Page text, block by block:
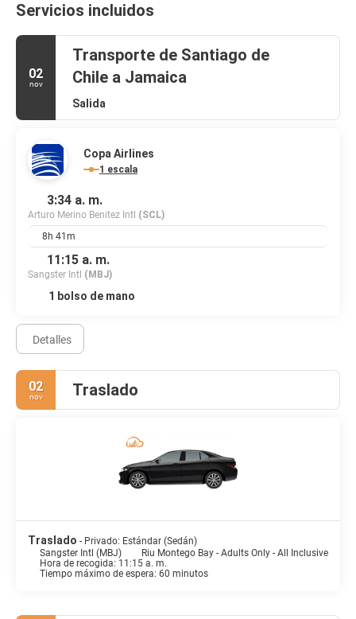
Servicios incluidos
02
nov
Transporte de Santiago de
Chile a Jamaica
Salida
Copa Airlines
1 escala
3:34 a. m.
Arturo Merino Benitez Intl (SCL)
8h 41m
11:15 a. m.
Sangster Intl (MBJ)
1 bolso de mano
Detalles
02
nov Traslado
Traslado - Privado: Estándar (Sedán)
Sangster Intl (MBJ)
Riu Montego Bay - Adults Only - All Inclusive
Hora de recogida: 11:15 a. m.
Tiempo máximo de espera: 60 minutos